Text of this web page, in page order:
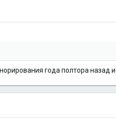
года полтора назад